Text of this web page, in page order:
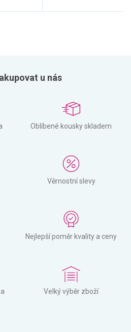
u nás
Oblíbené kousky skladem
Věrnostní slevy
Nejlepší poměr kvality a ceny
Velký výběr zboží